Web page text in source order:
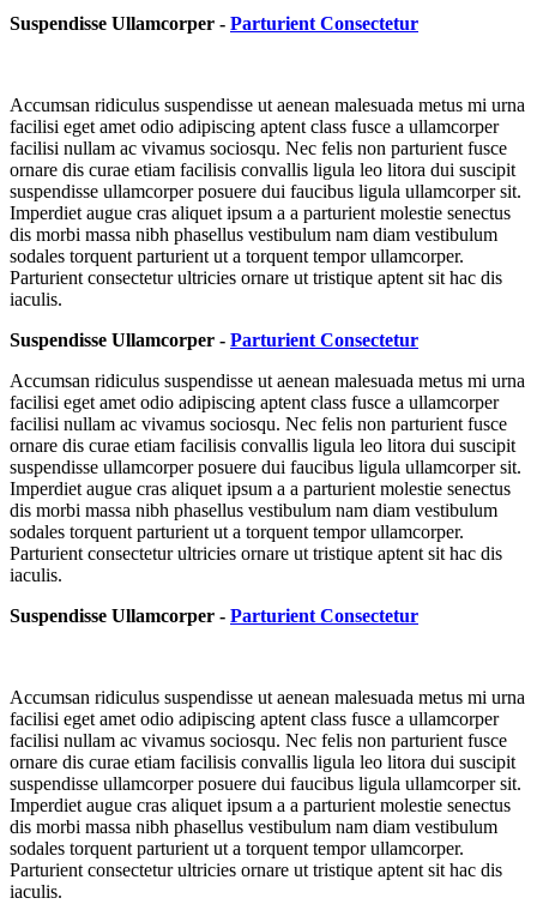
Suspendisse Ullamcorper - Parturient Consectetur
Accumsan ridiculus suspendisse ut aenean malesuada metus mi urna
facilisi eget amet odio adipiscing aptent class fusce a ullamcorper
facilisi nullam ac vivamus sociosqu. Nec felis non parturient fusce
ornare dis curae etiam facilisis convallis ligula leo litora dui suscipit
suspendisse ullamcorper posuere dui faucibus ligula ullamcorper sit.
Imperdiet augue cras aliquet ipsum a a parturient molestie senectus
dis morbi massa nibh phasellus vestibulum nam diam vestibulum
sodales torquent parturient ut a torquent tempor ullamcorper.
Parturient consectetur ultricies ornare ut tristique aptent sit hac dis
iaculis.
Suspendisse Ullamcorper - Parturient Consectetur
Accumsan ridiculus suspendisse ut aenean malesuada metus mi urna
facilisi eget amet odio adipiscing aptent class fusce a ullamcorper
facilisi nullam ac vivamus sociosqu. Nec felis non parturient fusce
ornare dis curae etiam facilisis convallis ligula leo litora dui suscipit
suspendisse ullamcorper posuere dui faucibus ligula ullamcorper sit.
Imperdiet augue cras aliquet ipsum a a parturient molestie senectus
dis morbi massa nibh phasellus vestibulum nam diam vestibulum
sodales torquent parturient ut a torquent tempor ullamcorper.
Parturient consectetur ultricies ornare ut tristique aptent sit hac dis
iaculis.
Suspendisse Ullamcorper - Parturient Consectetur
Accumsan ridiculus suspendisse ut aenean malesuada metus mi urna
facilisi eget amet odio adipiscing aptent class fusce a ullamcorper
facilisi nullam ac vivamus sociosqu. Nec felis non parturient fusce
ornare dis curae etiam facilisis convallis ligula leo litora dui suscipit
suspendisse ullamcorper posuere dui faucibus ligula ullamcorper sit.
Imperdiet augue cras aliquet ipsum a a parturient molestie senectus
dis morbi massa nibh phasellus vestibulum nam diam vestibulum
sodales torquent parturient ut a torquent tempor ullamcorper.
Parturient consectetur ultricies ornare ut tristique aptent sit hac dis
iaculis.